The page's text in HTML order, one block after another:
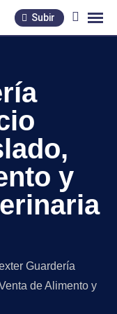
Subir
y
Guardería
de Alimento y